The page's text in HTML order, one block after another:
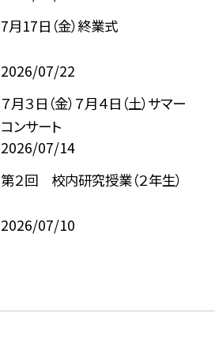
7月17日（金）終業式
2026/07/22
７月３日（金）７月４日（土）サマー
コンサート
2026/07/14
第２回 校内研究授業（２年生）
2026/07/10